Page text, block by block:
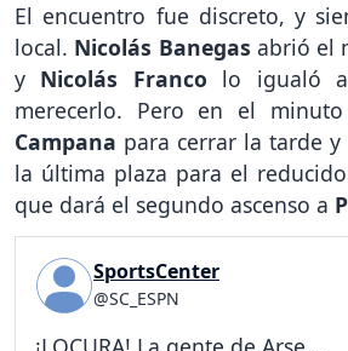
El encuentro fue discreto, y
local. Nicolás Banegas abrió el
y Nicolás Franco lo igualó
merecerlo. Pero en el
Campana para cerrar la tarde
la última plaza para el
que dará el segundo ascenso a
SportsCenter
@SC_ESPN